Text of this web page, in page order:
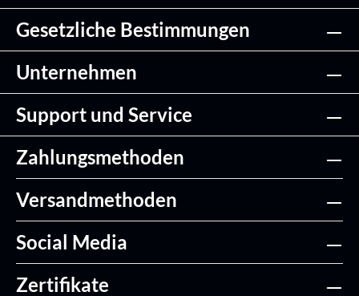
Gesetzliche Bestimmungen
Unternehmen
Support und Service
Zahlungsmethoden
Versandmethoden
Social Media
Zertifikate